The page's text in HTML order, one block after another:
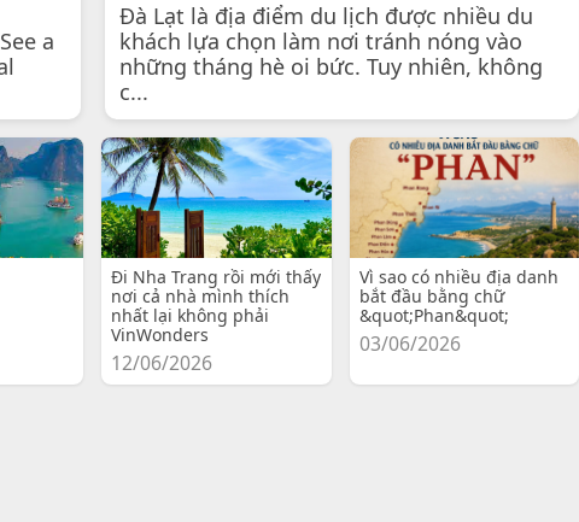
a
Đà Lạt là địa điểm du lịch được nhiều du
khách lựa chọn làm nơi tránh nóng vào
những tháng hè oi bức. Tuy nhiên, không
c...
Đi Nha Trang rồi mới thấy
nơi cả nhà mình thích
nhất lại không phải
VinWonders
12/06/2026
Vì sao có nhiều địa danh
bắt đầu bằng chữ
&quot;Phan&quot;
03/06/2026